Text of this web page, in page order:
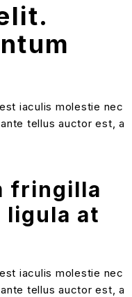
iaculis molestie nec
tellus auctor est, a
fringilla
ligula at
iaculis molestie nec
tellus auctor est, a